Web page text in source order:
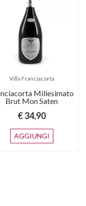
Villa Franciacorta
Millesimato
Brut Mon Saten
€ 34,90
AGGIUNGI